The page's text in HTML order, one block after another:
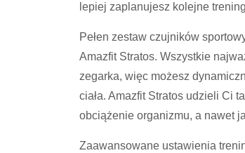
lepiej zaplanujesz kolejne
Pełen zestaw czujników
Amazfit Stratos. Wszystkie
zegarka, więc możesz
ciała. Amazfit Stratos udzieli Ci
obciążenie organizmu, a nawet
Zaawansowane ustawienia